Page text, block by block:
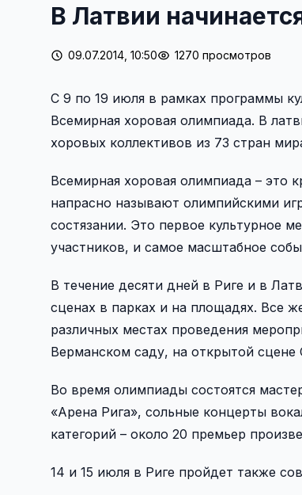
В Латвии
09.07.2014, 10:50 1270 просмотров
С 9 по 19 июля в рамках программы
Всемирная хоровая олимпиада. В
хоровых коллективов из 73 стран
Всемирная хоровая олимпиада – это
напрасно называют олимпийскими
состязании. Это первое культурное
участников, и самое масштабное
В течение десяти дней в Риге и в
сценах в парках и на площадях. Все
различных местах проведения
Верманском саду, на открытой сцене
Во время олимпиады состоятся
«Арена Рига», сольные концерты
категорий – около 20 премьер
14 и 15 июля в Риге пройдет также